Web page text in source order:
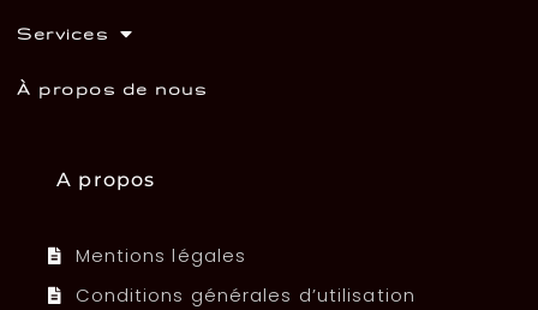
Services
À propos de nous
A propos
Mentions légales
Conditions générales d’utilisation